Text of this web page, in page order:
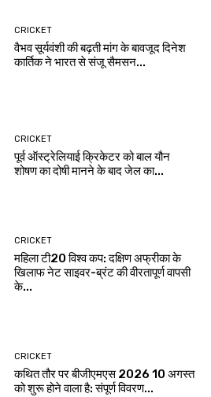
CRICKET
वैभव सूर्यवंशी की बढ़ती मांग के बावजूद दिनेश
कार्तिक ने भारत से संजू सैमसन...
CRICKET
पूर्व ऑस्ट्रेलियाई क्रिकेटर को बाल यौन
शोषण का दोषी मानने के बाद जेल का...
CRICKET
महिला टी20 विश्व कप: दक्षिण अफ्रीका के
खिलाफ नेट साइवर-ब्रंट की वीरतापूर्ण वापसी
के...
CRICKET
कथित तौर पर बीजीएमएस 2026 10 अगस्त
को शुरू होने वाला है: संपूर्ण विवरण...